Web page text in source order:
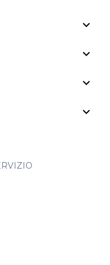
expand_more
expand_more
expand_more
expand_more